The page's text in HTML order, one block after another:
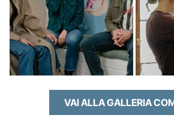
VAI ALLA GALLERIA